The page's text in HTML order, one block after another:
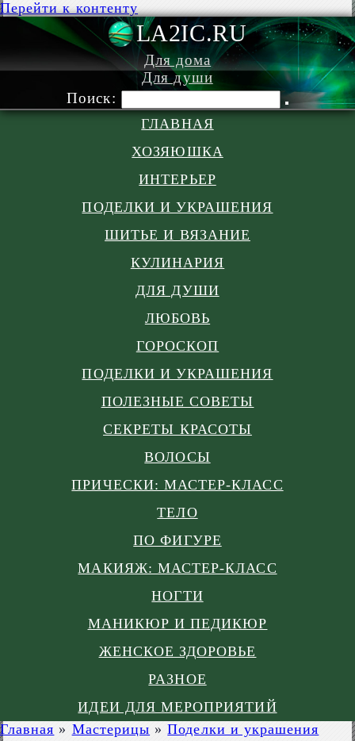
Перейти к контенту
LA2IC.RU
Для дома
Для души
Поиск:
ГЛАВНАЯ
ХОЗЯЮШКА
ИНТЕРЬЕР
ПОДЕЛКИ И УКРАШЕНИЯ
ШИТЬЕ И ВЯЗАНИЕ
КУЛИНАРИЯ
ДЛЯ ДУШИ
ЛЮБОВЬ
ГОРОСКОП
ПОДЕЛКИ И УКРАШЕНИЯ
ПОЛЕЗНЫЕ СОВЕТЫ
СЕКРЕТЫ КРАСОТЫ
ВОЛОСЫ
ПРИЧЕСКИ: МАСТЕР-КЛАСС
ТЕЛО
ПО ФИГУРЕ
МАКИЯЖ: МАСТЕР-КЛАСС
НОГТИ
МАНИКЮР И ПЕДИКЮР
ЖЕНСКОЕ ЗДОРОВЬЕ
РАЗНОЕ
ИДЕИ ДЛЯ МЕРОПРИЯТИЙ
Главная » Мастерицы » Поделки и украшения